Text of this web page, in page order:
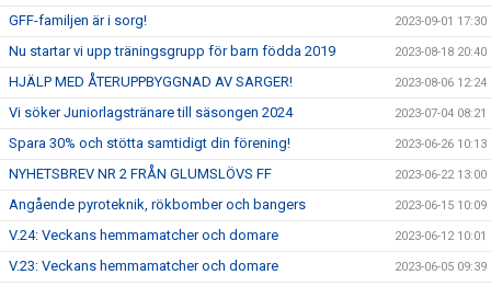
GFF-familjen är i sorg! 2023-09-01 17:30
Nu startar vi upp träningsgrupp för barn födda 2019 2023-08-18 20:40
HJÄLP MED ÅTERUPPBYGGNAD AV SARGER! 2023-08-06 12:24
Vi söker Juniorlagstränare till säsongen 2024 2023-07-04 08:21
Spara 30% och stötta samtidigt din förening! 2023-06-26 10:13
NYHETSBREV NR 2 FRÅN GLUMSLÖVS FF 2023-06-22 13:00
Angående pyroteknik, rökbomber och bangers 2023-06-15 10:09
V.24: Veckans hemmamatcher och domare 2023-06-12 10:01
V.23: Veckans hemmamatcher och domare 2023-06-05 09:39